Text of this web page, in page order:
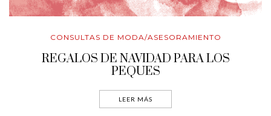
CONSULTAS DE MODA/ASESORAMIENTO
REGALOS DE NAVIDAD PARA LOS
PEQUES
LEER MÁS